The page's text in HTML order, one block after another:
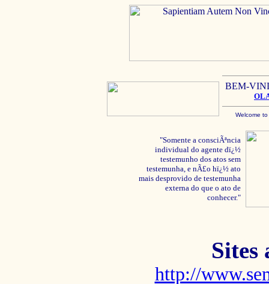
BEM-
Welcome
"Somente a consciÃªncia
individual do agente dï¿½
testemunho dos atos sem
testemunha, e nÃ£o hï¿½ ato
mais desprovido de testemunha
externa do que o ato de
conhecer."
Sites
http://